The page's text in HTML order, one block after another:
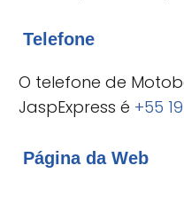
Telefone
O telefone de
JaspExpress é +55
Página da Web